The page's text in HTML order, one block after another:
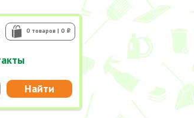
Найти
0 товаров | 0 i